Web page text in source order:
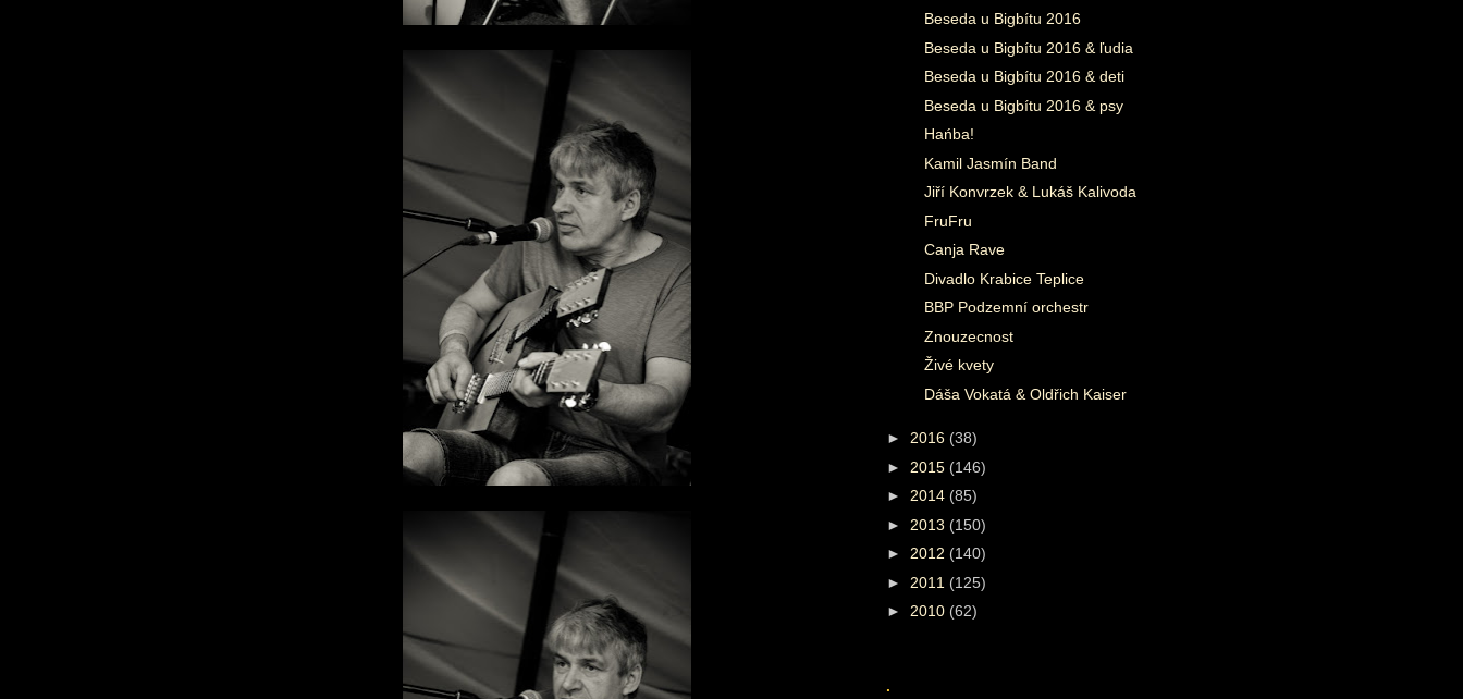
Beseda u Bigbítu 2016
Beseda u Bigbítu 2016 & ľudia
Beseda u Bigbítu 2016 & deti
Beseda u Bigbítu 2016 & psy
Hańba!
Kamil Jasmín Band
Jiří Konvrzek & Lukáš Kalivoda
FruFru
Canja Rave
Divadlo Krabice Teplice
BBP Podzemní orchestr
Znouzecnost
Živé kvety
Dáša Vokatá & Oldřich Kaiser
► 2016 (38)
► 2015 (146)
► 2014 (85)
► 2013 (150)
► 2012 (140)
► 2011 (125)
► 2010 (62)
.